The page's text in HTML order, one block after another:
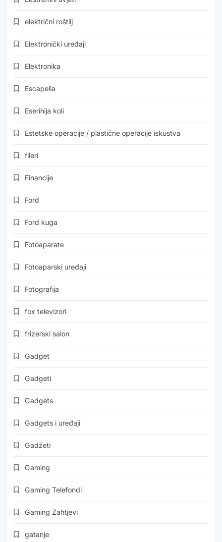
električni roštilj
Elektronički uređaji
Elektronika
Escapella
Eserihija koli
Estetske operacije / plastične operacije iskustva
fileri
Financije
Ford
Ford kuga
Fotoaparate
Fotoaparski uređaji
Fotografija
fox televizori
frizerski salon
Gadget
Gadgeti
Gadgets
Gadgets i uređaji
Gadžeti
Gaming
Gaming Telefondi
Gaming Zahtjevi
gatanje